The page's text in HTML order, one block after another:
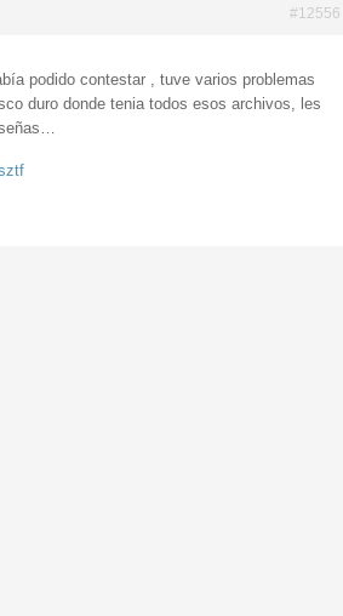
#12556
podido contestar , tuve varios problemas
duro donde tenia todos esos archivos, les